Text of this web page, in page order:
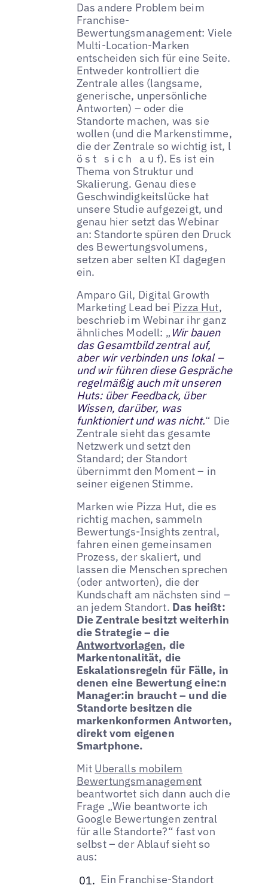
Das andere Problem beim
Franchise-
Bewertungsmanagement: Viele
Multi-Location-Marken
entscheiden sich für eine Seite.
Entweder kontrolliert die
Zentrale alles (langsame,
generische, unpersönliche
Antworten) – oder die
Standorte machen, was sie
wollen (und die Markenstimme,
die der Zentrale so wichtig ist, l
ö s t s i c h a u f). Es ist ein
Thema von Struktur und
Skalierung. Genau diese
Geschwindigkeitslücke hat
unsere Studie aufgezeigt, und
genau hier setzt das Webinar
an: Standorte spüren den Druck
des Bewertungsvolumens,
setzen aber selten KI dagegen
ein.
Amparo Gil, Digital Growth
Marketing Lead bei Pizza Hut,
beschrieb im Webinar ihr ganz
ähnliches Modell: „ Wir bauen
das Gesamtbild zentral auf,
aber wir verbinden uns lokal –
und wir führen diese Gespräche
regelmäßig auch mit unseren
Huts: über Feedback, über
Wissen, darüber, was
funktioniert und was nicht.“ Die
Zentrale sieht das gesamte
Netzwerk und setzt den
Standard; der Standort
übernimmt den Moment – in
seiner eigenen Stimme.
Marken wie Pizza Hut, die es
richtig machen, sammeln
Bewertungs-Insights zentral,
fahren einen gemeinsamen
Prozess, der skaliert, und
lassen die Menschen sprechen
(oder antworten), die der
Kundschaft am nächsten sind –
an jedem Standort. Das heißt:
Die Zentrale besitzt weiterhin
die Strategie – die
Antwortvorlagen, die
Markentonalität, die
Eskalationsregeln für Fälle, in
denen eine Bewertung eine:n
Manager:in braucht – und die
Standorte besitzen die
markenkonformen Antworten,
direkt vom eigenen
Smartphone.
Mit Uberalls mobilem
Bewertungsmanagement
beantwortet sich dann auch die
Frage „Wie beantworte ich
Google Bewertungen zentral
für alle Standorte?“ fast von
selbst – der Ablauf sieht so
aus:
Ein Franchise-Standort